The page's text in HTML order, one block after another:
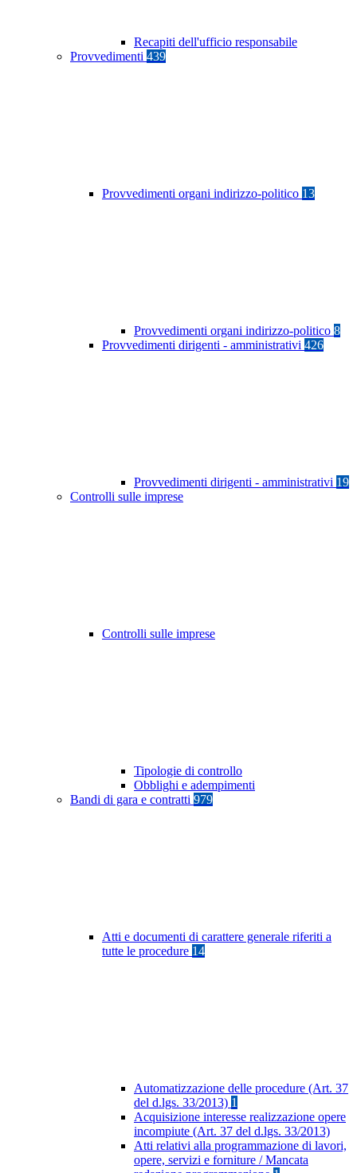
Recapiti dell'ufficio responsabile
Provvedimenti 439
Provvedimenti organi indirizzo-politico 13
Provvedimenti organi indirizzo-politico 8
Provvedimenti dirigenti - amministrativi 426
Provvedimenti dirigenti - amministrativi 19
Controlli sulle imprese
Controlli sulle imprese
Tipologie di controllo
Obblighi e adempimenti
Bandi di gara e contratti 979
Atti e documenti di carattere generale riferiti a
tutte le procedure 14
Automatizzazione delle procedure (Art. 37
del d.lgs. 33/2013) 1
Acquisizione interesse realizzazione opere
incompiute (Art. 37 del d.lgs. 33/2013)
Atti relativi alla programmazione di lavori,
opere, servizi e forniture / Mancata